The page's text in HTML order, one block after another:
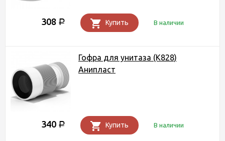
308 Р Купить В наличии
Гофра для унитаза (K828)
Анипласт
340 Р Купить В наличии